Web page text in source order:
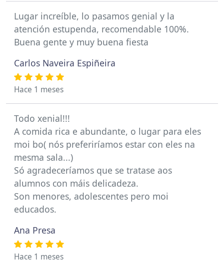
Lugar increíble, lo pasamos genial y la
atención estupenda, recomendable 100%.
Buena gente y muy buena fiesta
Carlos Naveira Espiñeira
Hace 1 meses
Todo xenial!!!
A comida rica e abundante, o lugar para eles
moi bo( nós preferiríamos estar con eles na
mesma sala...)
Só agradeceríamos que se tratase aos
alumnos con máis delicadeza.
Son menores, adolescentes pero moi
educados.
Ana Presa
Hace 1 meses